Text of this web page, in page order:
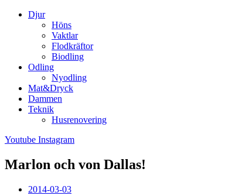
Djur
Höns
Vaktlar
Flodkräftor
Biodling
Odling
Nyodling
Mat&Dryck
Dammen
Teknik
Husrenovering
Youtube Instagram
Marlon och von Dallas!
2014-03-03